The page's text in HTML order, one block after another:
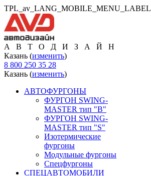
TPL_av_LANG_MOBILE_MENU_LABEL
А В Т О Д И З А Й Н
Казань (изменить)
8 800 250 35 28
Казань (изменить)
АВТОФУРГОНЫ
ФУРГОН SWING-
MASTER тип "B"
ФУРГОН SWING-
MASTER тип "S"
Изотермические
фургоны
Модульные фургоны
Спецфургоны
СПЕЦАВТОМОБИЛИ